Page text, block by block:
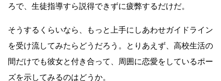
ろで、生徒指導すら説得できずに疲弊するだけだ。
そうするくらいなら、もっと上手にしあわせガイドライン
を受け流してみたらどうだろう。とりあえず、高校生活の
間だけでも彼女と付き合って、周囲に恋愛をしているポー
ズを示してみるのはどうか。